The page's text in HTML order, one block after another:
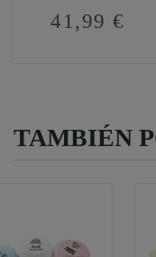
41,99 €
TAMBIÉN